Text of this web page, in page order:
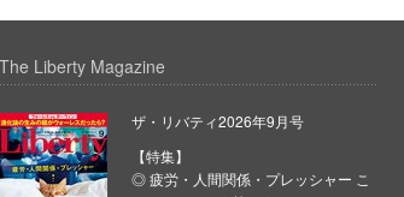
The Liberty Magazine
ザ・リバティ2026年9月号
【特集】
◎ 疲労・人間関係・プレッシャー こ